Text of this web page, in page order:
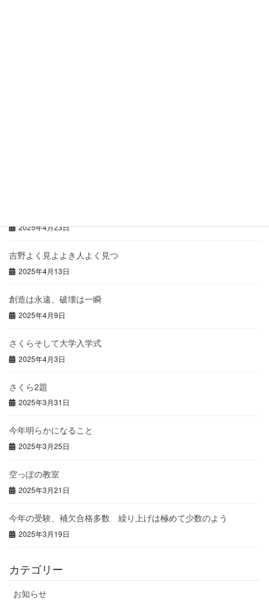
2025年4月23日
吉野よく見よよき人よく見つ
2025年4月13日
創造は永遠、破壊は一瞬
2025年4月9日
さくらそして大学入学式
2025年4月3日
さくら2題
2025年3月31日
今年明らかになること
2025年3月25日
空っぽの教室
2025年3月21日
今年の受験、補欠合格多数 繰り上げは極めて少数のよう
2025年3月19日
カテゴリー
お知らせ